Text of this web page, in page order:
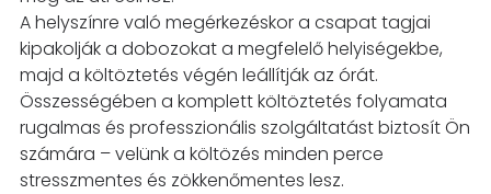
A helyszínre való megérkezéskor a csapat tagjai
kipakolják a dobozokat a megfelelőhelyiségekbe,
majd a költöztetés végén leállítják az órát.
Összességében a komplett költöztetés folyamata
rugalmas és professzionális szolgáltatást biztosít Ön
számára – velünk a költözés minden perce
stresszmentes és zökkenőmentes lesz.